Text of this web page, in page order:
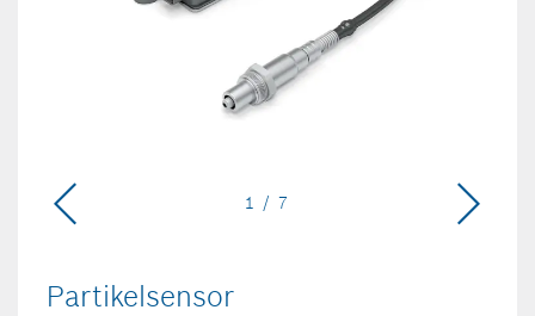
Partikelsensor
1 / 7